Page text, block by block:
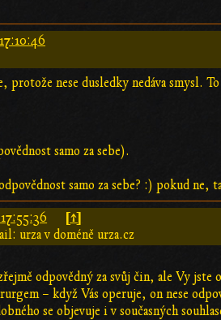
protože nese dusledky nedáva smysl.
samo za sebe).
samo za sebe? :) pokud ne,
[↑]
urza v doméně urza.cz
odpovědný za svůj čin, ale Vy jste
– když Vás operuje, on nese
se objevuje i v současných